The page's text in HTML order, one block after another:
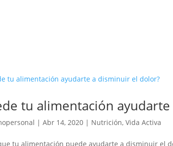
tu alimentación
|Abr 14, 2020 | Nutrición,Vida Activa
tu alimentación puede ayudarte a disminuir el